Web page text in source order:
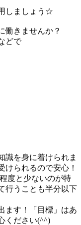
しましょう☆
働きませんか？
どで
識を身に着けられま
けられるので安心！
度と少ないのが特
行うことも半分以下
ます！「目標」はあ
ください(^^)